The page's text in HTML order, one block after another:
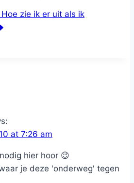
Hoe zie ik er uit als ik
at 7:26 am
hier hoor 😉
je deze 'onderweg' tegen